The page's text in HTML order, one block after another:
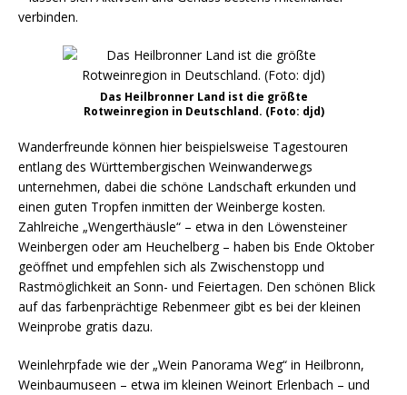
verbinden.
Das Heilbronner Land ist die größte
Rotweinregion in Deutschland. (Foto: djd)
Wanderfreunde können hier beispielsweise Tagestouren
entlang des Württembergischen Weinwanderwegs
unternehmen, dabei die schöne Landschaft erkunden und
einen guten Tropfen inmitten der Weinberge kosten.
Zahlreiche „Wengerthäusle“ – etwa in den Löwensteiner
Weinbergen oder am Heuchelberg – haben bis Ende Oktober
geöffnet und empfehlen sich als Zwischenstopp und
Rastmöglichkeit an Sonn- und Feiertagen. Den schönen Blick
auf das farbenprächtige Rebenmeer gibt es bei der kleinen
Weinprobe gratis dazu.
Weinlehrpfade wie der „Wein Panorama Weg“ in Heilbronn,
Weinbaumuseen – etwa im kleinen Weinort Erlenbach – und